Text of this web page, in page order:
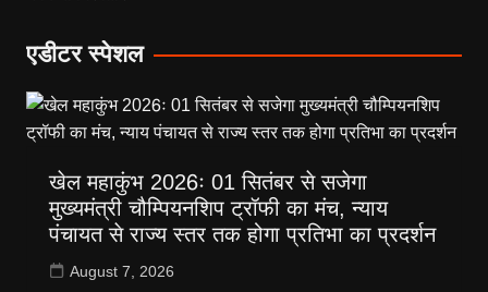
एडीटर स्पेशल
खेल महाकुंभ 2026ः 01 सितंबर से सजेगा
मुख्यमंत्री चौम्पियनशिप ट्रॉफी का मंच, न्याय
पंचायत से राज्य स्तर तक होगा प्रतिभा का प्रदर्शन
August 7, 2026